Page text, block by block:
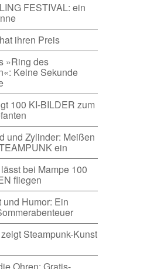
FESTIVAL: ein
ihren Preis
»Ring des
Keine Sekunde
100 KI-BILDER zum
und Zylinder: Meißen
ein
bei Mampe 100
fliegen
und Humor: Ein
Steampunk-Kunst